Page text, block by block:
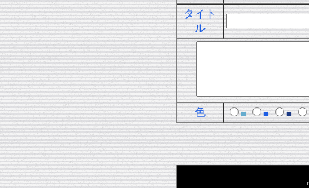
タイト
ル
色 ■ ■ ■